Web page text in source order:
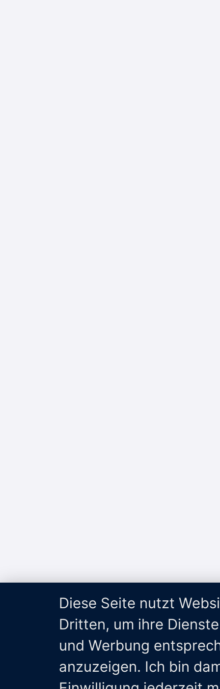
Diese Seite nutzt
Dritten, um ihre
und Werbung
anzuzeigen. Ich bin